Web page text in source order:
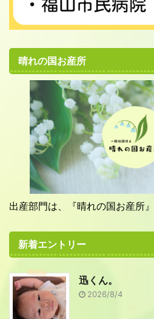
晴れの国お産所
出産部門は、『晴れの国お産所
新着エントリー
迅くん。
2026/8/4